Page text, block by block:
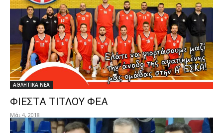
ΑΘΛΗΤΙΚΑ ΝΕΑ
ΦΙΕΣΤΑ ΤΙΤΛΟΥ ΦΕΑ
Μάι 4, 2018